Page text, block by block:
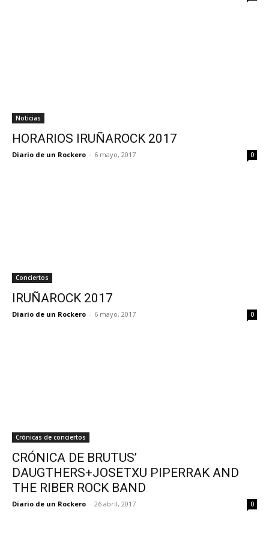
Noticias
HORARIOS IRUÑAROCK 2017
Diario de un Rockero - 6 mayo, 2017 0
Conciertos
IRUÑAROCK 2017
Diario de un Rockero - 6 mayo, 2017 0
Crónicas de conciertos
CRÓNICA DE BRUTUS’
DAUGTHERS+JOSETXU PIPERRAK AND
THE RIBER ROCK BAND
Diario de un Rockero - 26 abril, 2017 0